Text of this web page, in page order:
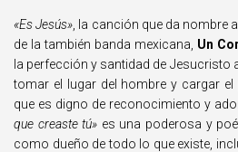
«Es Jesús» , la canción que da nombre
de la también banda mexicana, Un
la perfección y santidad de
tomar el lugar del hombre y cargar
que es digno de reconocimiento y
que creaste tú» es una poderosa y
como dueño de todo lo que existe,